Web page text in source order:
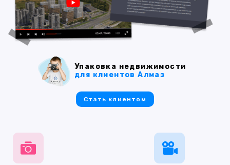
Упаковка недвижимости
для клиентов Алмаз
Стать клиентом